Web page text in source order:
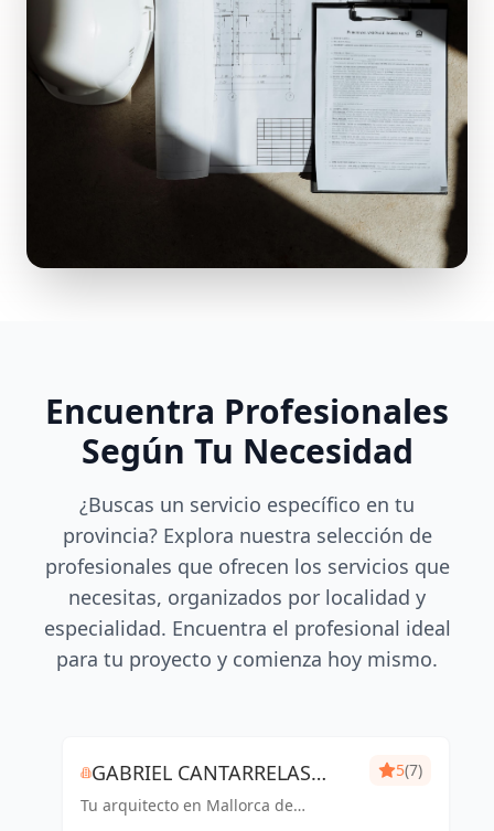
Encuentra Profesionales
Según Tu Necesidad
¿Buscas un servicio específico en tu
provincia? Explora nuestra selección de
profesionales que ofrecen los servicios que
necesitas, organizados por localidad y
especialidad. Encuentra el profesional ideal
para tu proyecto y comienza hoy mismo.
GABRIEL CANTARRELAS
REIG ARQUITECTURA
Tu arquitecto en Mallorca de
5(7)